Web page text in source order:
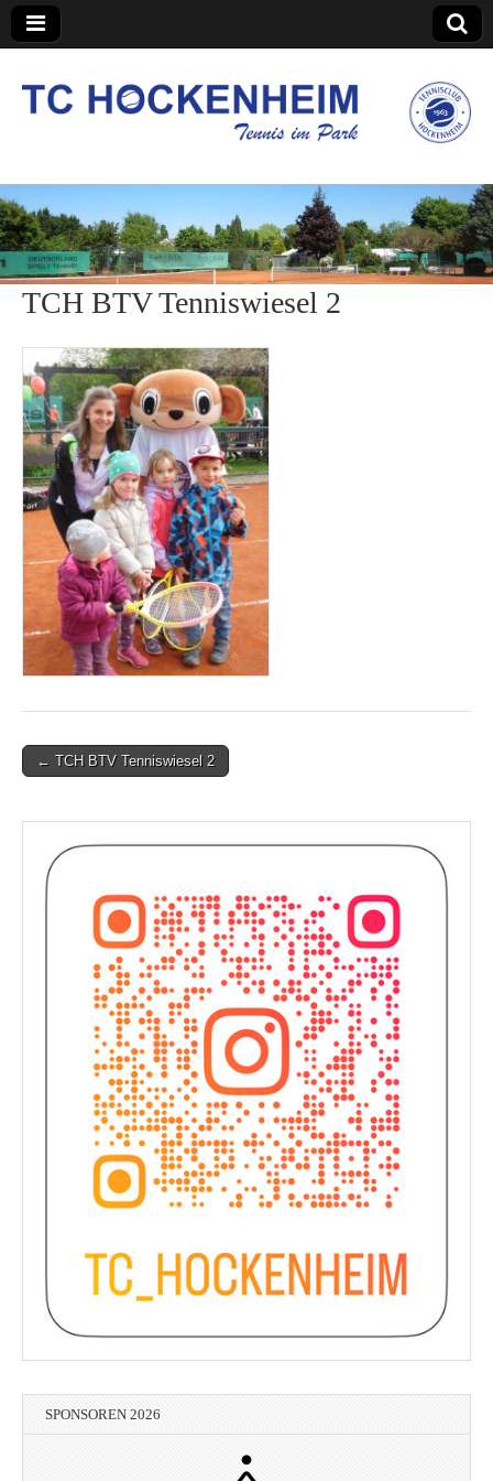
TC Hockenheim
TCH BTV Tenniswiesel 2
Post← TCH BTV Tenniswiesel 2
SPONSOREN 2026